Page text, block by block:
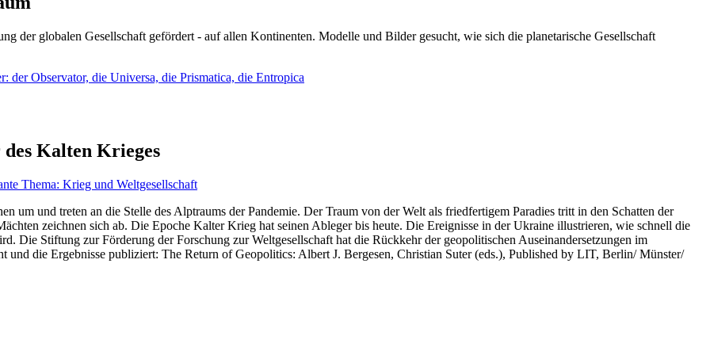
der globalen Gesellschaft gefördert - auf allen Kontinenten. Modelle und Bilder gesucht, wie sich die planetarische Gesellschaft
der Observator, die Universa, die Prismatica, die Entropica
Kalten Krieges
Thema: Krieg und Weltgesellschaft
um und treten an die Stelle des Alptraums der Pandemie. Der Traum von der Welt als friedfertigem Paradies tritt in den Schatten der
zeichnen sich ab. Die Epoche Kalter Krieg hat seinen Ableger bis heute. Die Ereignisse in der Ukraine illustrieren, wie schnell die
Die Stiftung zur Förderung der Forschung zur Weltgesellschaft hat die Rückkehr der geopolitischen Auseinandersetzungen im
und die Ergebnisse publiziert: The Return of Geopolitics: Albert J. Bergesen, Christian Suter (eds.), Published by LIT, Berlin/ Münster/